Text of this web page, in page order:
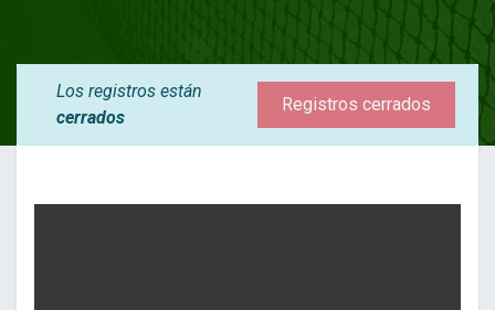
Los registros están
cerrados
Registros cerrados